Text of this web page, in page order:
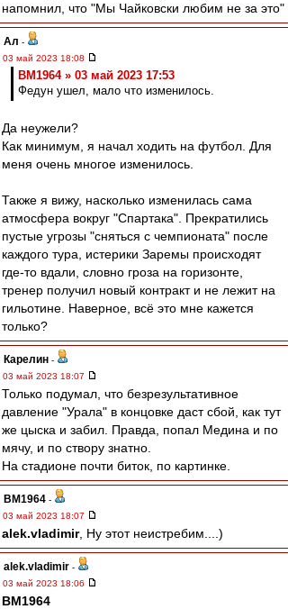
напомнил, что "Мы Чайковски любим не за это"
Ал -
03 май 2023 18:08
BM1964 » 03 май 2023 17:53
Федун ушел, мало что изменилось.
Да неужели?
Как минимум, я начал ходить на футбол. Для
меня очень многое изменилось.
Также я вижу, насколько изменилась сама
атмосфера вокруг "Спартака". Прекратились
пустые угрозы "сняться с чемпионата" после
каждого тура, истерики Заремы происходят
где-то вдали, словно гроза на горизонте,
тренер получил новый контракт и не лежит на
гильотине. Наверное, всё это мне кажется
только?
Карелин -
03 май 2023 18:07
Только подумал, что безрезультативное
давление "Урала" в концовке даст сбой, как тут
же цыска и забил. Правда, попал Медина и по
мячу, и по створу знатно.
На стадионе почти биток, по картинке.
BM1964 -
03 май 2023 18:07
alek.vladimir, Ну этот неистребим....)
alek.vladimir -
03 май 2023 18:06
BM1964